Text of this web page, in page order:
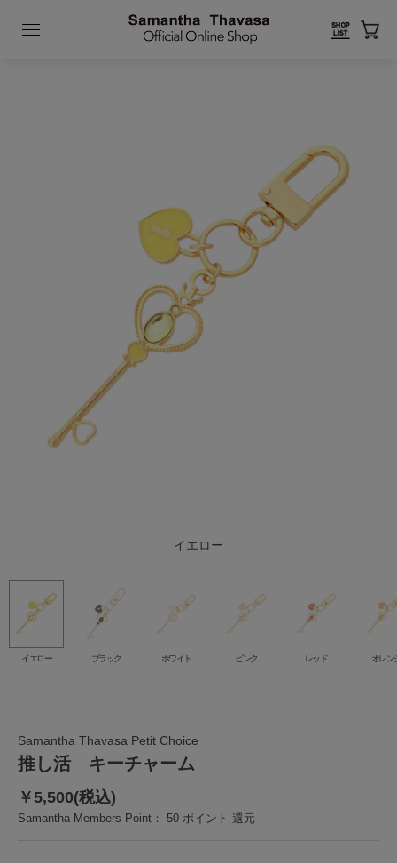
イエロー
ブラック
ホワイト
ピンク
レッド
オレンジ
グリーン
イエローグリーン
ライトブルー
ブルー
レッドパープル
ブルーパープル
イエロー ブラック ホワイト ピンク レッド オレン
Samantha Thavasa Petit Choice
推し活 キーチャーム
￥5,500(税込)
Samantha Members Point： 50 ポイント 還元